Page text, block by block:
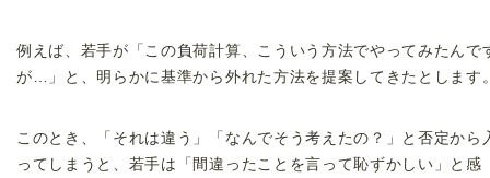
例えば、若手が「この負荷計算、こういう方法でやってみたんで
が…」と、明らかに基準から外れた方法を提案してきたとします
このとき、「それは違う」「なんでそう考えたの？」と否定から
ってしまうと、若手は「間違ったことを言って恥ずかしい」と感